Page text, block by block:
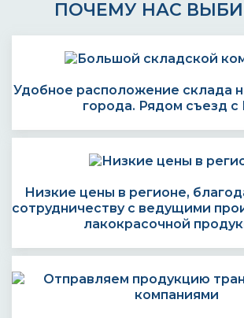
ПОЧЕМУ НАС
Удобное расположение склада
города. Рядом съезд с
Низкие цены в регионе,
сотрудничеству с ведущими
лакокрасочной